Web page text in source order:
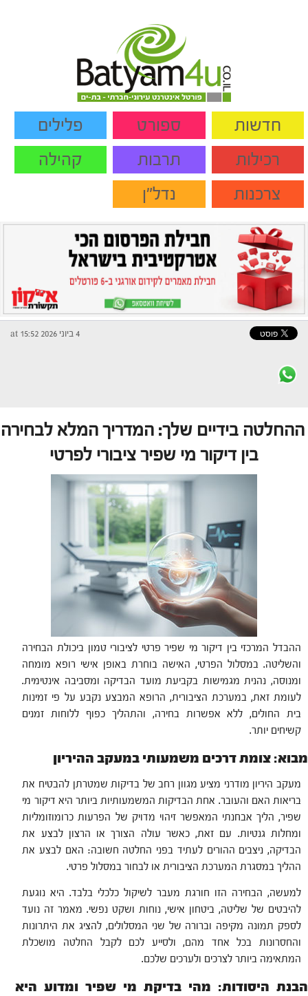
חדשות ספורט
פלילים
רכילות
תרבות
קהילה
צרכנות
נדל"ן
4 ביוני 2026 at 15:52
ההחלטה בידיים שלך: המדריך המלא לבחירה
בין דיקור מי שפיר ציבורי לפרטי
ההבדל המרכזי בין דיקור מי שפיר פרטי לציבורי טמון ביכולת הבחירה
והשליטה. במסלול הפרטי, האישה בוחרת באופן אישי רופא מומחה
ומנוסה, נהנית מגמישות בקביעת מועד הבדיקה ומסביבה אינטימית.
לעומת זאת, במערכת הציבורית, הרופא המבצע נקבע על פי זמינות
בית החולים, ללא אפשרות בחירה, והתהליך כפוף ללוחות זמנים
קשיחים יותר.
מבוא: צומת דרכים משמעותי במעקב ההיריון
מעקב היריון מודרני מציע מגוון רחב של בדיקות שמטרתן להבטיח את
בריאות האם והעובר. אחת הבדיקות המשמעותיות ביותר היא דיקור מי
שפיר, הליך אבחנתי המאפשר זיהוי מדויק של הפרעות כרומוזומליות
ומחלות גנטיות. עם זאת, כאשר עולה הצורך או הרצון לבצע את
הבדיקה, ניצבים ההורים לעתיד בפני החלטה חשובה: האם לבצע את
ההליך במסגרת המערכת הציבורית או לבחור במסלול פרטי.
למעשה, הבחירה הזו חורגת מעבר לשיקול כלכלי בלבד. היא נוגעת
להיבטים של שליטה, ביטחון אישי, נוחות ושקט נפשי. מאמר זה נועד
לספק תמונה מקיפה וברורה של שני המסלולים, להציג את היתרונות
והחסרונות בכל אחד מהם, ולסייע לכם לקבל החלטה מושכלת
המתאימה ביותר לצרכים ולערכים שלכם.
הבנת היסודות: מהי בדיקת מי שפיר ומדוע היא